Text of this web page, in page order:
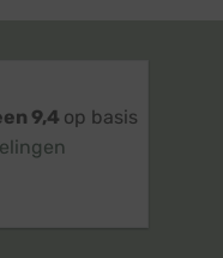
9,4 op basis